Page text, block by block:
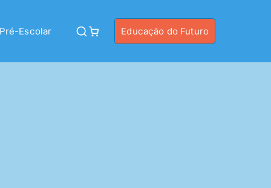
Pré-Escolar Educação do Futuro